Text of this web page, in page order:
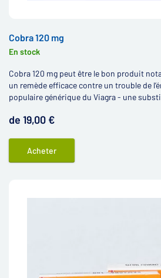
Cobra 120 mg
En stock
Cobra 120 mg peut être le bon produit notamment si vous cherchez
un remède efficace contre un trouble de
populaire générique du Viagra - une
de 19,00 €
Acheter